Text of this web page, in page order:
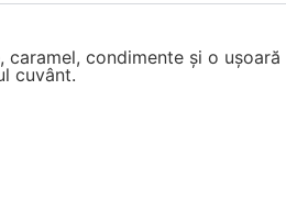
condimente și o
cuvânt.